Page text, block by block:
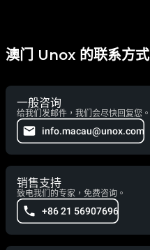
澳门 Unox 的联系方式
一般咨询
给我们发邮件，我们会尽快回复您。
info.macau@unox.com
销售支持
致电我们的专家，免费咨询。
+86 21 56907696